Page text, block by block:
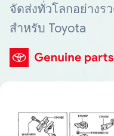
จัดส่งทั่วโลกอย่างร
สำหรับ Toyota